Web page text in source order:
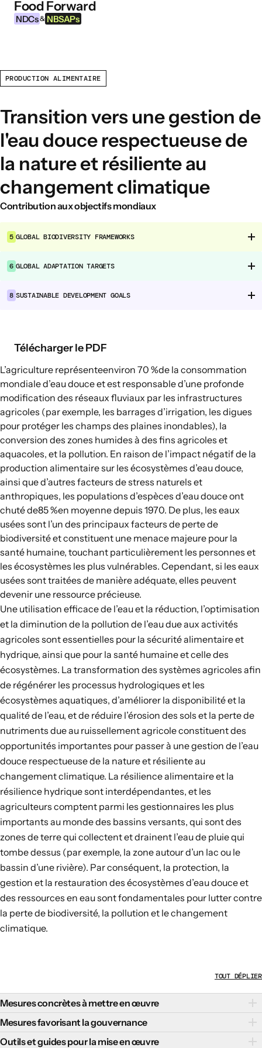
Aller au contenu
Food Forward
NDCs & NBSAPs
INFORMATIONS
À propos de cet outil
Qu’est-ce que les NDCs ?
Qu’est-ce que les NBSAPs ?
Pourquoi agir sur l’agriculture et les
systèmes alimentaires ?
DOMAINES D’INTERVENTION ALIMENTAIRE
Environnement alimentaire
Gouvernance alimentaire
Production alimentaire
Chaînes d’approvisionnement
alimentaire
l’agriculture et des systèmes
alimentaires
Connexions
PRODUCTION ALIMENTAIRE
Transition vers une gestion de
l'eau douce respectueuse de
la nature et résiliente au
changement climatique
Contribution aux objectifs mondiaux
5 GLOBAL BIODIVERSITY FRAMEWORKS
6 GLOBAL ADAPTATION TARGETS
8 SUSTAINABLE DEVELOPMENT GOALS
Télécharger le PDF
L’agriculture représenteenviron 70 %de la consommation
mondiale d’eau douce et est responsable d’une profonde
modification des réseaux fluviaux par les infrastructures
agricoles (par exemple, les barrages d’irrigation, les digues
pour protéger les champs des plaines inondables), la
conversion des zones humides à des fins agricoles et
aquacoles, et la pollution. En raison de l’impact négatif de la
production alimentaire sur les écosystèmes d’eau douce,
ainsi que d’autres facteurs de stress naturels et
anthropiques, les populations d’espèces d’eau douce ont
chuté de85 %en moyenne depuis 1970. De plus, les eaux
usées sont l’un des principaux facteurs de perte de
biodiversité et constituent une menace majeure pour la
santé humaine, touchant particulièrement les personnes et
les écosystèmes les plus vulnérables. Cependant, si les eaux
usées sont traitées de manière adéquate, elles peuvent
devenir une ressource précieuse.
Une utilisation efficace de l’eau et la réduction, l’optimisation
et la diminution de la pollution de l’eau due aux activités
agricoles sont essentielles pour la sécurité alimentaire et
hydrique, ainsi que pour la santé humaine et celle des
écosystèmes. La transformation des systèmes agricoles afin
de régénérer les processus hydrologiques et les
écosystèmes aquatiques, d’améliorer la disponibilité et la
qualité de l’eau, et de réduire l’érosion des sols et la perte de
nutriments due au ruissellement agricole constituent des
opportunités importantes pour passer à une gestion de l’eau
douce respectueuse de la nature et résiliente au
changement climatique. La résilience alimentaire et la
résilience hydrique sont interdépendantes, et les
agriculteurs comptent parmi les gestionnaires les plus
importants au monde des bassins versants, qui sont des
zones de terre qui collectent et drainent l’eau de pluie qui
tombe dessus (par exemple, la zone autour d’un lac ou le
bassin d’une rivière). Par conséquent, la protection, la
gestion et la restauration des écosystèmes d’eau douce et
des ressources en eau sont fondamentales pour lutter contre
la perte de biodiversité, la pollution et le changement
climatique.
TOUT DÉPLIER
Mesures concrètes à mettre en œuvre
Il existe plusieurs mesures concrètes qui peuvent favoriser
une gestion de l’eau douce respectueuse de la nature et
Mesures favorisant la gouvernance
Des politiques de gouvernance efficaces qui renforcent les
Outils et guides pour la mise en œuvre